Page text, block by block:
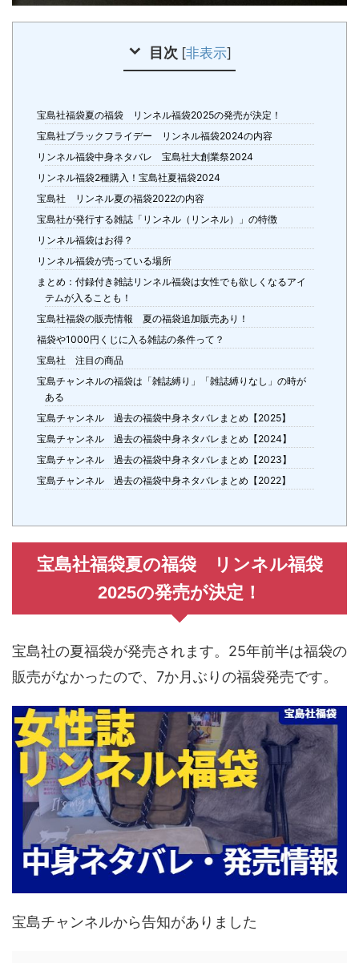
目次 [非表示]
宝島社福袋夏の福袋 リンネル福袋2025の発売が決定！
宝島社ブラックフライデー リンネル福袋2024の内容
リンネル福袋中身ネタバレ 宝島社大創業祭2024
リンネル福袋2種購入！宝島社夏福袋2024
宝島社 リンネル夏の福袋2022の内容
宝島社が発行する雑誌「リンネル（リンネル）」の特徴
リンネル福袋はお得？
リンネル福袋が売っている場所
まとめ：付録付き雑誌リンネル福袋は女性でも欲しくなるアイ
テムが入ることも！
宝島社福袋の販売情報 夏の福袋追加販売あり！
福袋や1000円くじに入る雑誌の条件って？
宝島社 注目の商品
宝島チャンネルの福袋は「雑誌縛り」「雑誌縛りなし」の時が
ある
宝島チャンネル 過去の福袋中身ネタバレまとめ【2025】
宝島チャンネル 過去の福袋中身ネタバレまとめ【2024】
宝島チャンネル 過去の福袋中身ネタバレまとめ【2023】
宝島チャンネル 過去の福袋中身ネタバレまとめ【2022】
宝島社福袋夏の福袋 リンネル福袋
2025の発売が決定！
宝島社の夏福袋が発売されます。25年前半は福袋の
販売がなかったので、7か月ぶりの福袋発売です。
宝島チャンネルから告知がありました